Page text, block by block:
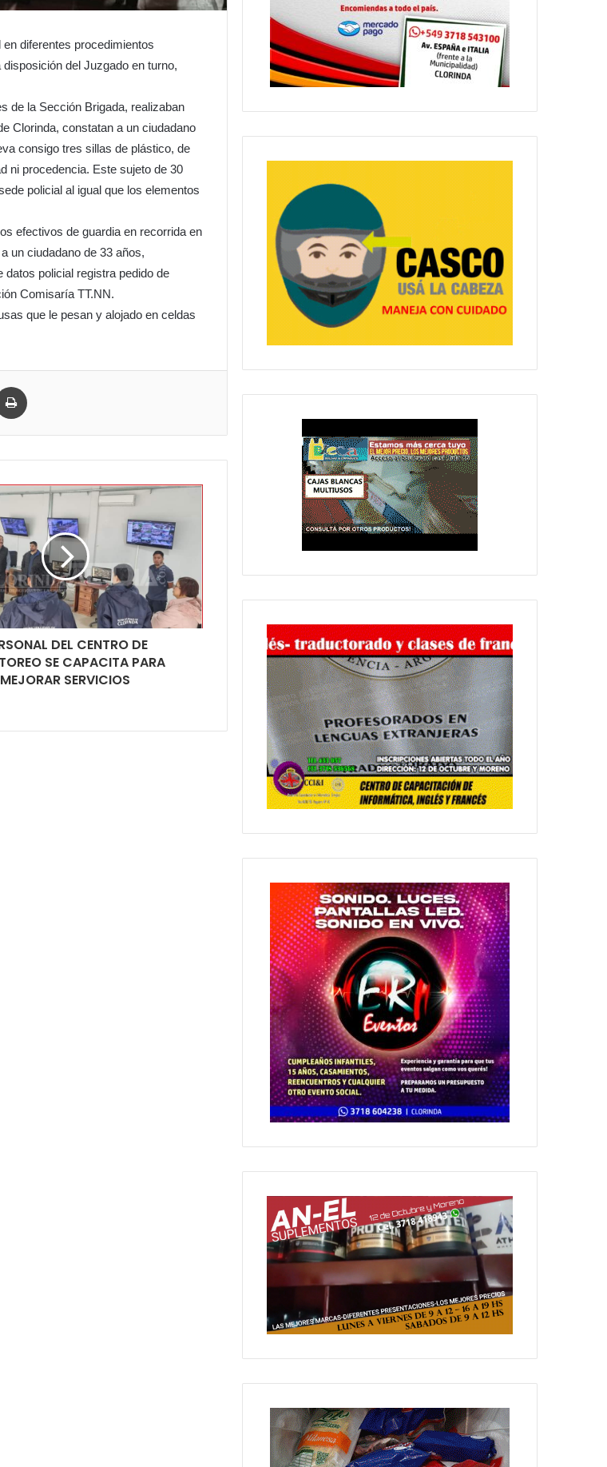
diferentes procedimientos
del Juzgado en turno,
de la Sección Brigada, realizaban
Clorinda, constatan a un ciudadano
consigo tres sillas de plástico, de
ni procedencia. Este sujeto de 30
policial al igual que los elementos
efectivos de guardia en recorrida en
un ciudadano de 33 años,
policial registra pedido de
Comisaría TT.NN.
que le pesan y alojado en celdas
por correo electrónico
DEL CENTRO DE
SE CAPACITA PARA
MEJORAR SERVICIOS